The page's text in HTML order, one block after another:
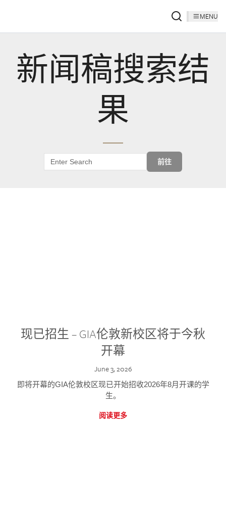
MENU
新闻稿搜索结
果
前往
现已招生 – GIA伦敦新校区将于今秋
开幕
June 3, 2026
即将开幕的GIA伦敦校区现已开始招收2026年8月开课的学
生。
阅读更多